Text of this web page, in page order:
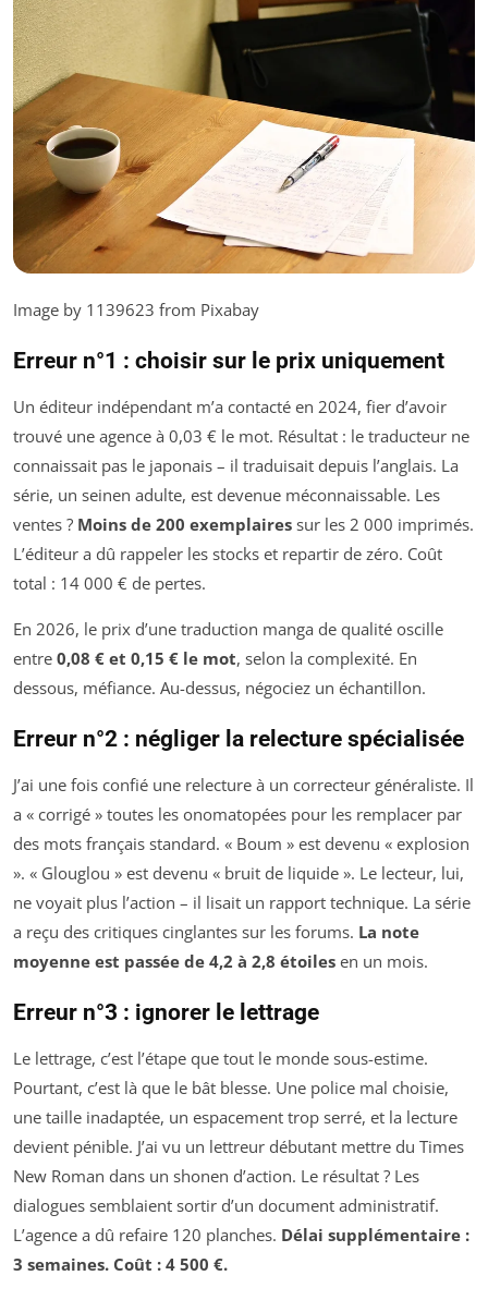
Image by 1139623 from Pixabay
Erreur n°1 : choisir sur le prix uniquement
Un éditeur indépendant m’a contacté en 2024, fier d’avoir
trouvé une agence à 0,03 € le mot. Résultat : le traducteur ne
connaissait pas le japonais – il traduisait depuis l’anglais. La
série, un seinen adulte, est devenue méconnaissable. Les
ventes ? Moins de 200 exemplaires sur les 2 000 imprimés.
L’éditeur a dû rappeler les stocks et repartir de zéro. Coût
total : 14 000 € de pertes.
En 2026, le prix d’une traduction manga de qualité oscille
entre 0,08 € et 0,15 € le mot, selon la complexité. En
dessous, méfiance. Au-dessus, négociez un échantillon.
Erreur n°2 : négliger la relecture spécialisée
J’ai une fois confié une relecture à un correcteur généraliste. Il
a « corrigé » toutes les onomatopées pour les remplacer par
des mots français standard. « Boum » est devenu « explosion
». « Glouglou » est devenu « bruit de liquide ». Le lecteur, lui,
ne voyait plus l’action – il lisait un rapport technique. La série
a reçu des critiques cinglantes sur les forums. La note
moyenne est passée de 4,2 à 2,8 étoiles en un mois.
Erreur n°3 : ignorer le lettrage
Le lettrage, c’est l’étape que tout le monde sous-estime.
Pourtant, c’est là que le bât blesse. Une police mal choisie,
une taille inadaptée, un espacement trop serré, et la lecture
devient pénible. J’ai vu un lettreur débutant mettre du Times
New Roman dans un shonen d’action. Le résultat ? Les
dialogues semblaient sortir d’un document administratif.
L’agence a dû refaire 120 planches. Délai supplémentaire :
3 semaines. Coût : 4 500 €.